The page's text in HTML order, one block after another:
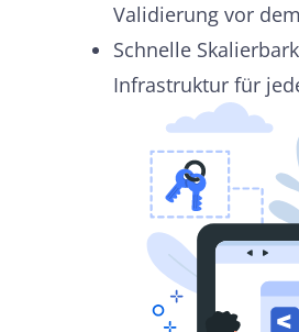
Validierung vor
Schnelle
Infrastruktur für